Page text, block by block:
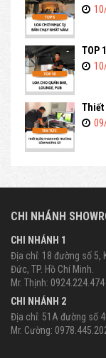
TOP
Thiết
CHI NHÁNH
CHI NHÁNH 1
Địa chỉ: 18 đường số 5,
Đức, TP. Hồ Chí Minh.
Mr. Thịnh: 0924.224.474
CHI NHÁNH 2
Địa chỉ: 51A đường số
Mr. Cường: